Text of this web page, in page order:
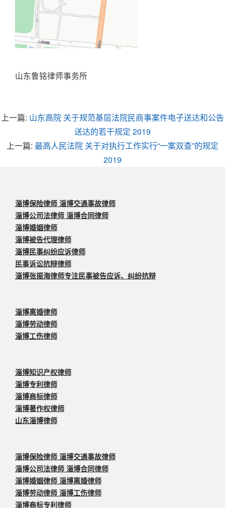
山东鲁铭律师事务所
上一篇: 山东高院 关于规范基层法院民商事案件电子送达和公告
送达的若干规定 2019
上一篇: 最高人民法院 关于对执行工作实行“一案双查”的规定
2019
淄博保险律师 淄博交通事故律师
淄博公司法律师 淄博合同律师
淄博婚姻律师
淄博被告代理律师
淄博民事纠纷应诉律师
民事诉讼抗辩律师
淄博张振海律师专注民事被告应诉、纠纷抗辩
淄博离婚律师
淄博劳动律师
淄博工伤律师
淄博知识产权律师
淄博专利律师
淄博商标律师
淄博著作权律师
山东淄博律师
淄博保险律师 淄博交通事故律师
淄博公司法律师 淄博合同律师
淄博婚姻律师 淄博离婚律师
淄博劳动律师 淄博工伤律师
淄博商标专利律师